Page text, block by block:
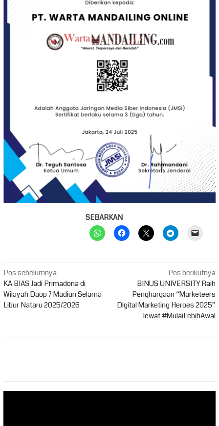
SEBARKAN
Navigasi
pos
Pos sebelumnya
KA BIAS Jadi Primadona di
Wilayah Daop 7 Madiun Selama
Libur Nataru 2025/2026
Pos berikutnya
BINUS UNIVERSITY Raih
Penghargaan “Marketeers
Digital Marketing Heroes 2025”
lewat #MulaiLebihAwal